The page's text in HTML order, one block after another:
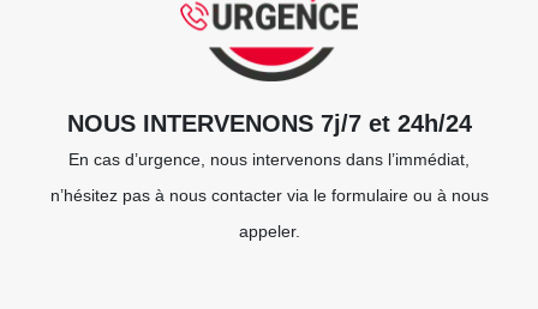
NOUS INTERVENONS 7j/7 et 24h/24
En cas d’urgence, nous intervenons dans l’immédiat,
n’hésitez pas à nous contacter via le formulaire ou à nous
appeler.